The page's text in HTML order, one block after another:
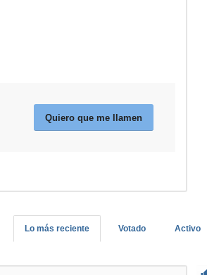
Quiero que me llamen
Activo
Votado
Lo más reciente